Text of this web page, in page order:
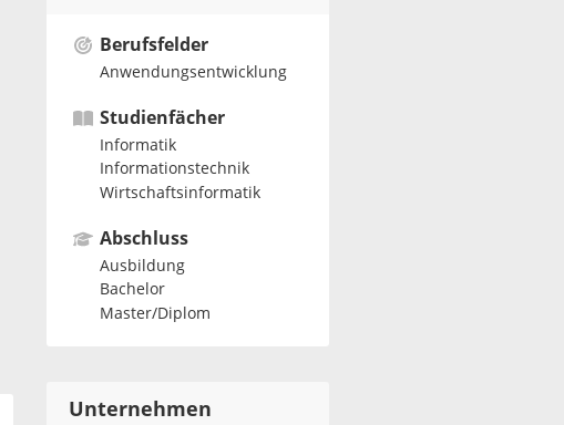
Berufsfelder
Anwendungsentwicklung
Studienfächer
Informatik
Informationstechnik
Wirtschaftsinformatik
Abschluss
Ausbildung
Bachelor
Master/Diplom
Unternehmen